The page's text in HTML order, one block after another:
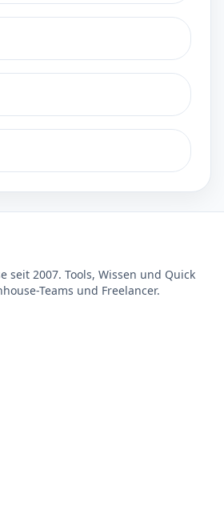
seit 2007. Tools, Wissen und Quick
Teams und Freelancer.